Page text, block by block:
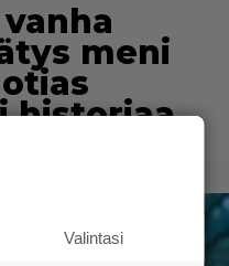
meni
historiaa
Valintasi